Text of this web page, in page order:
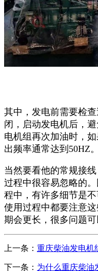
其中，发电前需要检
闭，启动发电机后，
电机组再次加油时，
出频率通常达到50HZ。
当然要看他的常规接
过程中很容易忽略的
程中，有许多细节是
使用过程中都要注意
期会更长，很多问题可
上一条： 重庆柴油发电机
下一条： 为什么重庆柴油